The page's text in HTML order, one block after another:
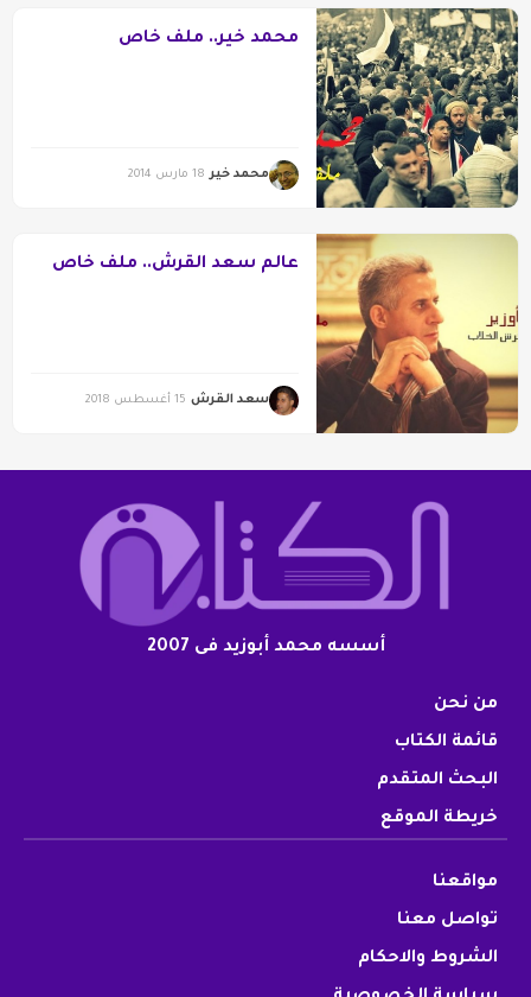
محمد خير.. ملف خاص
محمد خير 18 مارس 2014
عالم سعد القرش.. ملف خاص
سعد القرش 15 أغسطس 2018
أسسه محمد أبوزيد فى 2007
من نحن
قائمة الكتاب
البحث المتقدم
خريطة الموقع
مواقعنا
تواصل معنا
الشروط والاحكام